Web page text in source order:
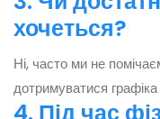
хочеться?
Ні, часто ми не
дотримуватися